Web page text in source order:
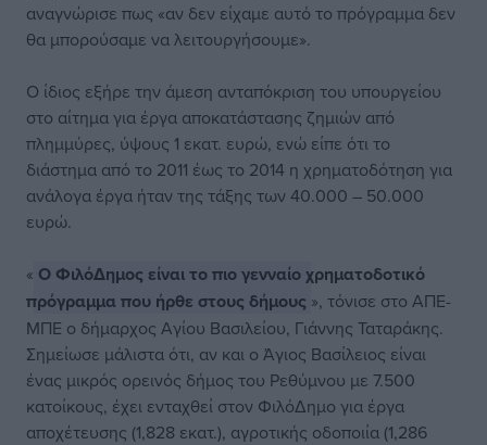
αναγνώρισε πως «αν δεν είχαμε αυτό το πρόγραμμα δεν
θα μπορούσαμε να λειτουργήσουμε».
Ο ίδιος εξήρε την άμεση ανταπόκριση του υπουργείου
στο αίτημα για έργα αποκατάστασης ζημιών από
πλημμύρες, ύψους 1 εκατ. ευρώ, ενώ είπε ότι το
διάστημα από το 2011 έως το 2014 η χρηματοδότηση για
ανάλογα έργα ήταν της τάξης των 40.000 – 50.000
ευρώ.
« Ο ΦιλόΔημος είναι το πιο γενναίο χρηματοδοτικό
πρόγραμμα που ήρθε στους δήμους », τόνισε στο ΑΠΕ-
ΜΠΕ ο δήμαρχος Αγίου Βασιλείου, Γιάννης Ταταράκης.
Σημείωσε μάλιστα ότι, αν και ο Άγιος Βασίλειος είναι
ένας μικρός ορεινός δήμος του Ρεθύμνου με 7.500
κατοίκους, έχει ενταχθεί στον ΦιλόΔημο για έργα
αποχέτευσης (1,828 εκατ.), αγροτικής οδοποιία (1,286